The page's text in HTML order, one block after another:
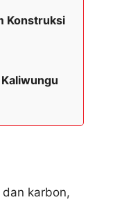
Konstruksi
karbon,